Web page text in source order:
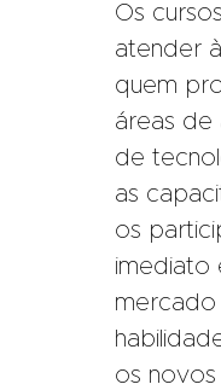
Os
atender
quem
áreas de
de
as
os
imediato
mercado
os